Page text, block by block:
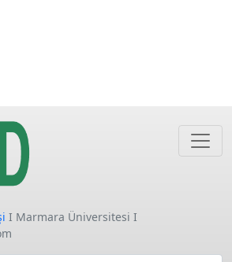
I Marmara Üniversitesi I